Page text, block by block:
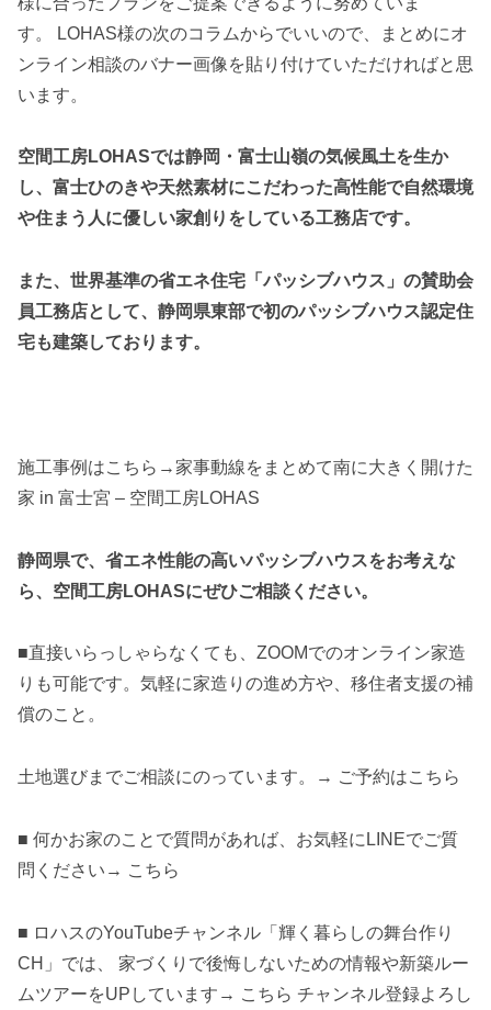
す。 LOHAS様の次のコラムからでいいので、まとめにオ
ンライン相談のバナー画像を貼り付けていただければと思
います。
空間工房LOHASでは静岡・富士山嶺の気候風土を生か
し、富士ひのきや天然素材にこだわった高性能で自然環境
や住まう人に優しい家創りをしている工務店です。
また、世界基準の省エネ住宅「パッシブハウス」の賛助会
員工務店として、静岡県東部で初のパッシブハウス認定住
宅も建築しております。
施工事例はこちら→家事動線をまとめて南に大きく開けた
家 in 富士宮 – 空間工房LOHAS
静岡県で、省エネ性能の高いパッシブハウスをお考えな
ら、空間工房LOHASにぜひご相談ください。
■直接いらっしゃらなくても、ZOOMでのオンライン家造
りも可能です。気軽に家造りの進め方や、移住者支援の補
償のこと。
土地選びまでご相談にのっています。→ ご予約はこちら
■ 何かお家のことで質問があれば、お気軽にLINEでご質
問ください→ こちら
■ ロハスのYouTubeチャンネル「輝く暮らしの舞台作り
CH」では、 家づくりで後悔しないための情報や新築ルー
ムツアーをUPしています→ こちら チャンネル登録よろし